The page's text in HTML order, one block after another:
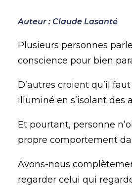
Auteur : Claude Lasanté
Plusieurs personnes
conscience pour bien
D’autres croient qu’il
illuminé en s’isolant des
Et pourtant, personne
propre comportement
Avons-nous
regarder celui qui